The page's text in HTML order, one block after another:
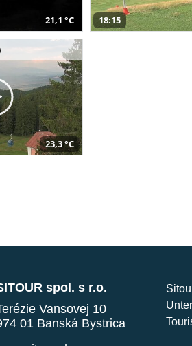
21,1 °C 18:15
23,3 °C
spol. s r.o.
Vansovej 10
01 Banská Bystrica